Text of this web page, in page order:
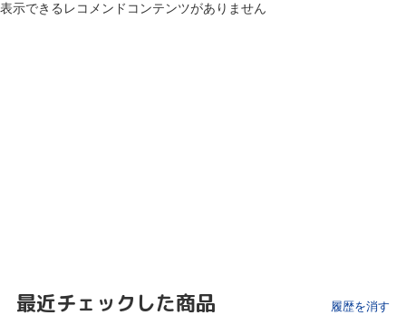
表示できるレコメンドコンテンツがありません
最近チェックした商品 履歴を消す